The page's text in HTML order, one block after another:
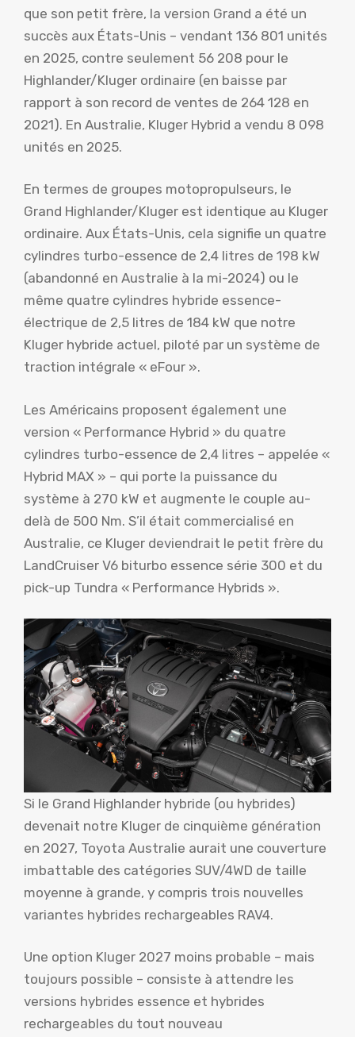
que son petit frère, la version Grand a été un
succès aux États-Unis – vendant 136 801 unités
en 2025, contre seulement 56 208 pour le
Highlander/Kluger ordinaire (en baisse par
rapport à son record de ventes de 264 128 en
2021). En Australie, Kluger Hybrid a vendu 8 098
unités en 2025.
En termes de groupes motopropulseurs, le
Grand Highlander/Kluger est identique au Kluger
ordinaire. Aux États-Unis, cela signifie un quatre
cylindres turbo-essence de 2,4 litres de 198 kW
(abandonné en Australie à la mi-2024) ou le
même quatre cylindres hybride essence-
électrique de 2,5 litres de 184 kW que notre
Kluger hybride actuel, piloté par un système de
traction intégrale « eFour ».
Les Américains proposent également une
version « Performance Hybrid » du quatre
cylindres turbo-essence de 2,4 litres – appelée «
Hybrid MAX » – qui porte la puissance du
système à 270 kW et augmente le couple au-
delà de 500 Nm. S’il était commercialisé en
Australie, ce Kluger deviendrait le petit frère du
LandCruiser V6 biturbo essence série 300 et du
pick-up Tundra « Performance Hybrids ».
Si le Grand Highlander hybride (ou hybrides)
devenait notre Kluger de cinquième génération
en 2027, Toyota Australie aurait une couverture
imbattable des catégories SUV/4WD de taille
moyenne à grande, y compris trois nouvelles
variantes hybrides rechargeables RAV4.
Une option Kluger 2027 moins probable – mais
toujours possible – consiste à attendre les
versions hybrides essence et hybrides
rechargeables du tout nouveau